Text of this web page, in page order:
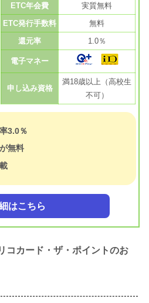
ETC年会費
実質無料
ETC発行手数料
無料
還元率
1.0％
電子マネー
申し込み資格
満18歳以上（高校生
不可）
3.0％
無料
はこちら
コカード・ザ・ポイントのお